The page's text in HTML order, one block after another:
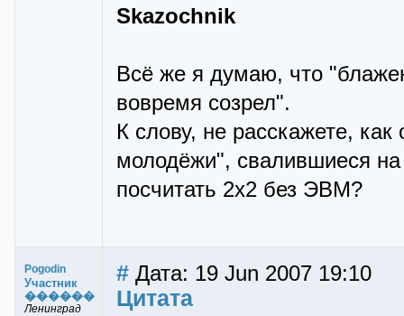
Skazochnik
Всё же я думаю, что
вовремя созрел".
К слову, не расскажете,
молодёжи", свалившиеся
посчитать 2х2 без ЭВМ?
Pogodin
Участник
������
Ленинград
# Дата: 19 Jun 2007 19:10
Цитата